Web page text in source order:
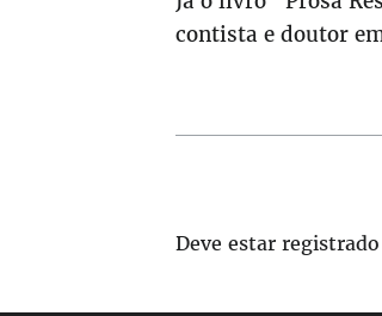
contista e doutor
Deve estar